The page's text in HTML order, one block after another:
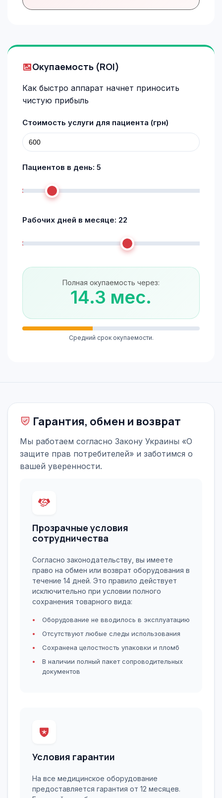
Окупаемость (ROI)
Как быстро аппарат начнет приносить
чистую прибыль
Стоимость услуги для пациента (грн)
Пациентов в день: 5
Рабочих дней в месяце: 22
Полная окупаемость через:
14.3 мес.
Средний срок окупаемости.
Гарантия, обмен и возврат
Мы работаем согласно Закону Украины «О
защите прав потребителей» и заботимся о
вашей уверенности.
Прозрачные условия
сотрудничества
Согласно законодательству, вы имеете
право на обмен или возврат оборудования в
течение 14 дней. Это правило действует
исключительно при условии полного
сохранения товарного вида:
Оборудование не вводилось в эксплуатацию
Отсутствуют любые следы использования
Сохранена целостность упаковки и пломб
В наличии полный пакет сопроводительных
документов
Условия гарантии
На все медицинское оборудование
предоставляется гарантия от 12 месяцев.